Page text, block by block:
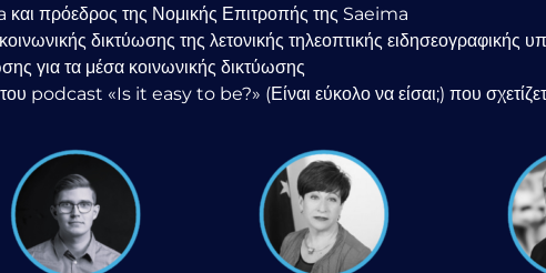
και πρόεδρος της Νομικής Επιτροπής της Saeima
δικτύωσης της λετονικής τηλεοπτικής ειδησεογραφικής
για τα μέσα κοινωνικής δικτύωσης
του podcast «Is it easy to be?» (Είναι εύκολο να είσαι;) που